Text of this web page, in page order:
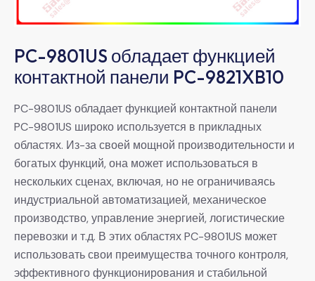
PC-9801US обладает функцией
контактной панели PC-9821XB10
PC-9801US обладает функцией контактной панели
PC-9801US широко используется в прикладных
областях. Из-за своей мощной производительности и
богатых функций, она может использоваться в
нескольких сценах, включая, но не ограничиваясь
индустриальной автоматизацией, механическое
производство, управление энергией, логистические
перевозки и т.д. В этих областях PC-9801US может
использовать свои преимущества точного контроля,
эффективного функционирования и стабильной